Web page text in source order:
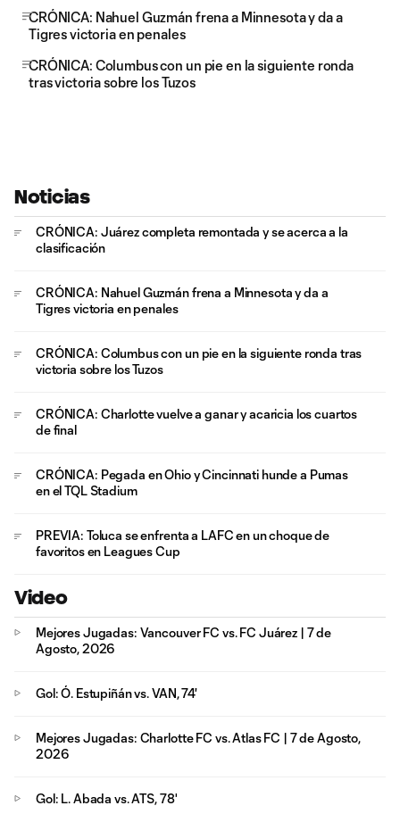
CRÓNICA: Nahuel Guzmán frena a Minnesota y da a
Tigres victoria en penales
CRÓNICA: Columbus con un pie en la siguiente ronda
tras victoria sobre los Tuzos
Noticias
CRÓNICA: Juárez completa remontada y se acerca a la
clasificación
CRÓNICA: Nahuel Guzmán frena a Minnesota y da a
Tigres victoria en penales
CRÓNICA: Columbus con un pie en la siguiente ronda tras
victoria sobre los Tuzos
CRÓNICA: Charlotte vuelve a ganar y acaricia los cuartos
de final
CRÓNICA: Pegada en Ohio y Cincinnati hunde a Pumas
en el TQL Stadium
PREVIA: Toluca se enfrenta a LAFC en un choque de
favoritos en Leagues Cup
Video
Mejores Jugadas: Vancouver FC vs. FC Juárez | 7 de
Agosto, 2026
Gol: Ó. Estupiñán vs. VAN, 74'
Mejores Jugadas: Charlotte FC vs. Atlas FC | 7 de Agosto,
2026
Gol: L. Abada vs. ATS, 78'